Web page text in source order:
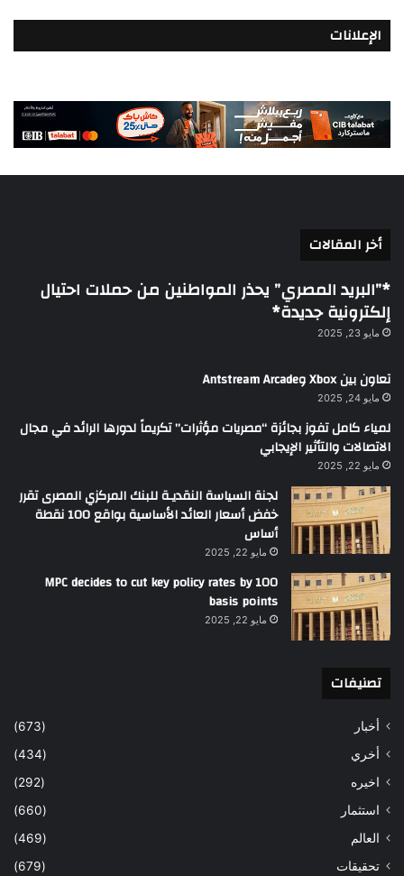
الإعلانات
أخر المقالات
*”البريد المصري” يحذر المواطنين من حملات احتيال
إلكترونية جديدة*
مايو 23, 2025
تعاون بين Xbox وAntstream Arcade
مايو 24, 2025
لمياء كامل تفوز بجائزة “مصريات مؤثرات” تكريماً لدورها الرائد في مجال
الاتصالات والتأثير الإيجابي
مايو 22, 2025
لجنة السياسة النقديـة للبنك المركزي المصرى تقرر
خفض أسعار العائد الأساسية بواقع 100 نقطة
أساس
مايو 22, 2025
MPC decides to cut key policy rates by 100
basis points
مايو 22, 2025
تصنيفات
أخبار
(673)
أخري
(434)
اخيره
(292)
استثمار
(660)
العالم
(469)
تحقيقات
(679)